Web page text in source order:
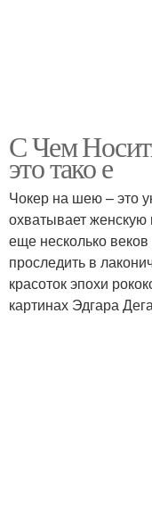
С Чем
это тако е
Чокер на шею – это
охватывает
еще несколько
проследить в
красоток эпохи
картинах Эдгара